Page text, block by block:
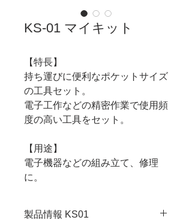
KS-01 マイキット
【特長】
持ち運びに便利なポケットサイズ
の工具セット。
電子工作などの精密作業で使用頻
度の高い工具をセット。
【用途】
電子機器などの組み立て、修理
に。
製品情報 KS01